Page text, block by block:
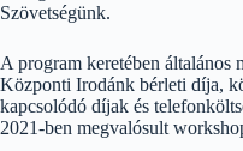
Szövetségünk.
A program keretében általános
Központi Irodánk bérleti díja,
kapcsolódó díjak és
2021-ben megvalósult